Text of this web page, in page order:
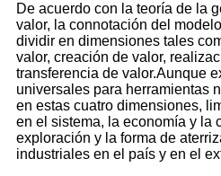
De acuerdo con la teoría de la
valor, la connotación del
dividir en dimensiones tales
valor, creación de valor,
transferencia de valor.Aunque
universales para herramientas
en estas cuatro dimensiones,
en el sistema, la economía y la
exploración y la forma de
industriales en el país y en el